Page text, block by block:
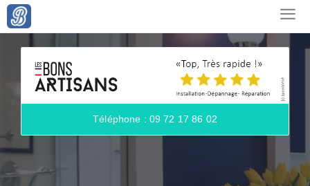
Téléphone : 09 72 17 86 02